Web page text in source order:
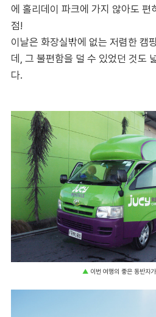
에 홀리데이 파크에 가지 않아도 편
점!
이날은 화장실밖에 없는 저렴한 캠
데, 그 불편함을 덜 수 있었던 것도
다.
▲ 이번 여행의 좋은 동반자